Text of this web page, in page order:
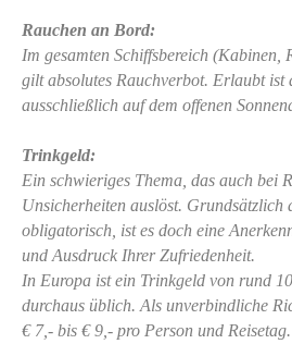
Rauchen an Bord:
Im gesamten Schiffsbereich (Kabinen,
gilt absolutes Rauchverbot. Erlaubt ist
ausschließlich auf dem offenen
Trinkgeld:
Ein schwieriges Thema, das auch bei
Unsicherheiten auslöst. Grundsätzlich
obligatorisch, ist es doch eine
und Ausdruck Ihrer Zufriedenheit.
In Europa ist ein Trinkgeld von rund
durchaus üblich. Als unverbindliche
€ 7,- bis € 9,- pro Person und Reisetag.